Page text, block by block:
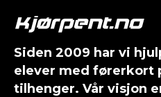
Siden 2009 har vi
elever med førerkort
tilhenger. Vår visjon